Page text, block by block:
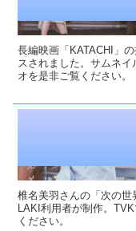
長編映画「KATACHI」
スされました。サムネ
オを是非ご覧ください。
椎名美羽さんの「次の
LAKI利用者が制作。
ください。